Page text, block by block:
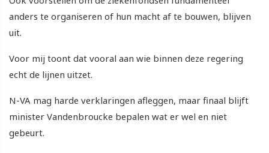
anders te organiseren of hun macht af te bouwen, blijven
uit.
Voor mij toont dat vooral aan wie binnen deze regering
echt de lijnen uitzet.
N-VA mag harde verklaringen afleggen, maar finaal blijft
minister Vandenbroucke bepalen wat er wel en niet
gebeurt.